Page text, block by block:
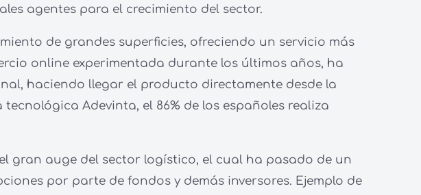
agentes para el crecimiento del sector.
de grandes superficies, ofreciendo un servicio más
online experimentada durante los últimos años, ha
haciendo llegar el producto directamente desde la
Adevinta, el 86% de los españoles realiza
gran auge del sector logístico, el cual ha pasado de un
por parte de fondos y demás inversores. Ejemplo de